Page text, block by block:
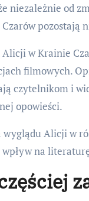
niezależnie od
pozostają
Alicji w Krainie
filmowych.
czytelnikom i
opowieści.
wyglądu Alicji w
wpływ na